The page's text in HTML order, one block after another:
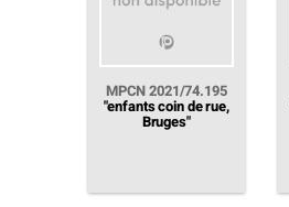
MPCN 2021/74.195
"enfants coin de rue,
Bruges"